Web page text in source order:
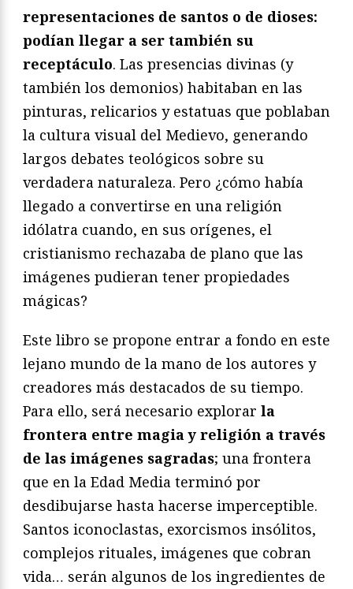
representaciones de santos o de dioses:
podían llegar a ser también su
receptáculo. Las presencias divinas (y
también los demonios) habitaban en las
pinturas, relicarios y estatuas que poblaban
la cultura visual del Medievo, generando
largos debates teológicos sobre su
verdadera naturaleza. Pero ¿cómo había
llegado a convertirse en una religión
idólatra cuando, en sus orígenes, el
cristianismo rechazaba de plano que las
imágenes pudieran tener propiedades
mágicas?
Este libro se propone entrar a fondo en este
lejano mundo de la mano de los autores y
creadores más destacados de su tiempo.
Para ello, será necesario explorar la
frontera entre magia y religión a través
de las imágenes sagradas; una frontera
que en la Edad Media terminó por
desdibujarse hasta hacerse imperceptible.
Santos iconoclastas, exorcismos insólitos,
complejos rituales, imágenes que cobran
vida… serán algunos de los ingredientes de